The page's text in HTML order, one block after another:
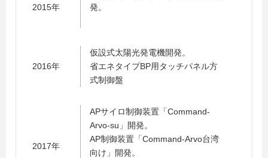
2015年
発。
2016年
仮設式太陽光発電機開発。
省エネタイプBP用タッチパネル方
式制御盤
2017年
APサイロ制御装置「Command-
Arvo-su」開発。
AP制御装置「Command-Arvo台湾
向け」開発。